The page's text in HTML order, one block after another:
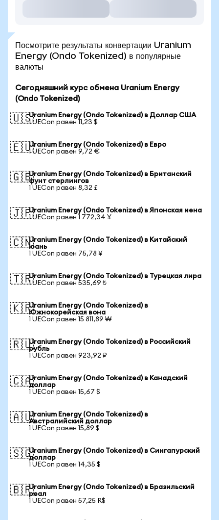
Посмотрите результаты конвертации Uranium
Energy (Ondo Tokenized) в популярные
валюты
Сегодняшний курс обмена Uranium Energy
(Ondo Tokenized)
🇺🇸Uranium Energy (Ondo Tokenized) в Доллар США
1 UECon равен 11,23 $
🇪🇺Uranium Energy (Ondo Tokenized) в Евро
1 UECon равен 9,72 €
🇬🇧Uranium Energy (Ondo Tokenized) в Британский
фунт стерлингов
1 UECon равен 8,32 £
🇯🇵Uranium Energy (Ondo Tokenized) в Японская иена
1 UECon равен 1 772,34 ¥
🇨🇳Uranium Energy (Ondo Tokenized) в Китайский
юань
1 UECon равен 75,78 ¥
🇹🇷Uranium Energy (Ondo Tokenized) в Турецкая лира
1 UECon равен 535,69 ₺
🇰🇷Uranium Energy (Ondo Tokenized) в
Южнокорейская вона
1 UECon равен 15 811,89 ₩
🇷🇺Uranium Energy (Ondo Tokenized) в Российский
рубль
1 UECon равен 923,92 ₽
🇨🇦Uranium Energy (Ondo Tokenized) в Канадский
доллар
1 UECon равен 15,67 $
🇦🇺Uranium Energy (Ondo Tokenized) в
Австралийский доллар
1 UECon равен 15,89 $
🇸🇬Uranium Energy (Ondo Tokenized) в Сингапурский
доллар
1 UECon равен 14,35 $
🇧🇷Uranium Energy (Ondo Tokenized) в Бразильский
реал
1 UECon равен 57,25 R$